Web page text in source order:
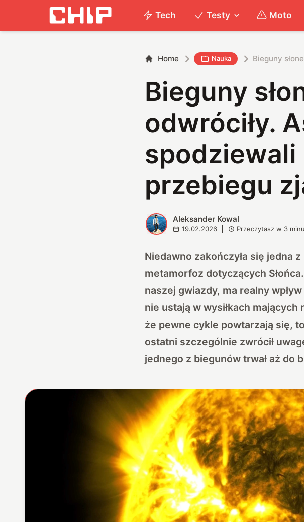
Tech Testy Moto
Home Nauka Bieguny
Bieguny
odwróciły.
spodziewali
przebiegu
A Aleksander Kowal
19.02.2026 Przeczytasz w 3
Niedawno zakończyła się jedna
metamorfoz dotyczących
naszej gwiazdy, ma realny
nie ustają w wysiłkach
że pewne cykle powtarzają się,
ostatni szczególnie zwrócił
jednego z biegunów trwał aż do